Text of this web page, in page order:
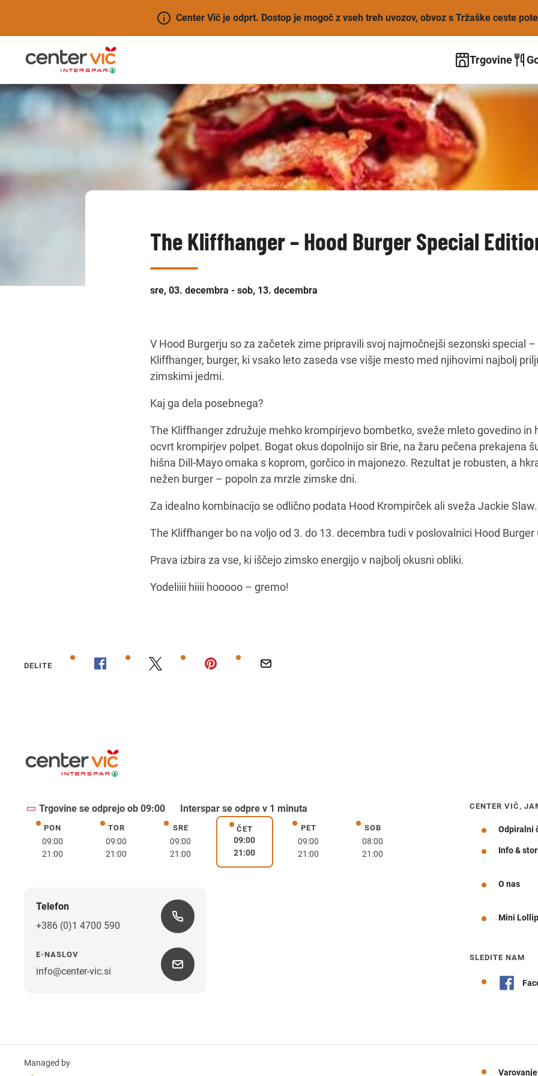
Center Vič je odprt. Dostop je mogoč z vseh treh uvozov, obvoz s Tržaške ceste
Trgovine
The Kliffhanger – Hood Burger Special
sre, 03. decembra - sob, 13. decembra
V Hood Burgerju so za začetek zime pripravili svoj najmočnejši sezonski special –
Kliffhanger, burger, ki vsako leto zaseda vse višje mesto med njihovimi najbolj
zimskimi jedmi.
Kaj ga dela posebnega?
The Kliffhanger združuje mehko krompirjevo bombetko, sveže mleto govedino in
ocvrt krompirjev polpet. Bogat okus dopolnijo sir Brie, na žaru pečena prekajena
hišna Dill-Mayo omaka s koprom, gorčico in majonezo. Rezultat je robusten, a
nežen burger – popoln za mrzle zimske dni.
Za idealno kombinacijo se odlično podata Hood Krompirček ali sveža Jackie Slaw.
The Kliffhanger bo na voljo od 3. do 13. decembra tudi v poslovalnici Hood Burger
Prava izbira za vse, ki iščejo zimsko energijo v najbolj okusni obliki.
Yodeliiii hiiii hooooo – gremo!
DELITE
Trgovine se odprejo ob 09:00 Interspar se odpre v 1 minuta
PONponedeljek
09:00
21:00
TORtorek
09:00
21:00
SREsreda
09:00
21:00
ČETčetrtek
09:00
21:00
PETpetek
09:00
21:00
SOBsobota
08:00
21:00
Telefon
+386 (0)1 4700 590
E-NASLOV
info@center-vic.si
Navodila za pot
CENTER VIČ,
Odpiralni
Info &
O nas
Mini
SLEDITE NAM
Managed by
Varovanje